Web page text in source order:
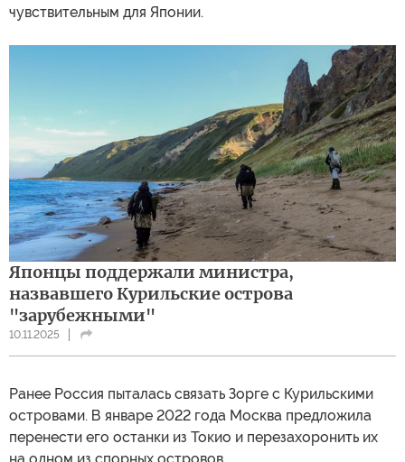
чувствительным для Японии.
Японцы поддержали министра,
назвавшего Курильские острова
"зарубежными"
10.11.2025
Ранее Россия пыталась связать Зорге с Курильскими
островами. В январе 2022 года Москва предложила
перенести его останки из Токио и перезахоронить их